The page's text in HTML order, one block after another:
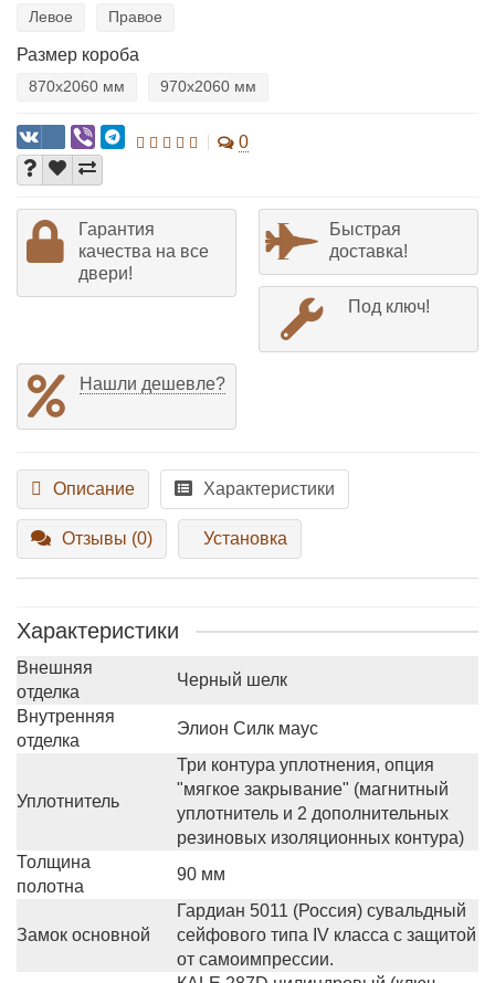
Левое Правое
Размер короба
870х2060 мм 970х2060 мм
0
Гарантия
качества на все
двери!
Быстрая
доставка!
Под ключ!
Нашли дешевле?
Описание Характеристики
Отзывы (0) Установка
Характеристики
Внешняя
отделка
Черный шелк
Внутренняя
отделка
Элион Силк маус
Уплотнитель
Три контура уплотнения, опция
"мягкое закрывание" (магнитный
уплотнитель и 2 дополнительных
резиновых изоляционных контура)
Толщина
полотна
90 мм
Замок основной
Гардиан 5011 (Россия) сувальдный
сейфового типа IV класса с защитой
от самоимпрессии.